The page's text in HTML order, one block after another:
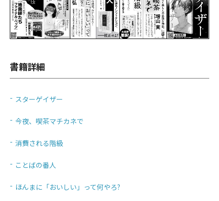
書籍詳細
スターゲイザー
今夜、喫茶マチカネで
消費される階級
ことばの番人
ほんまに「おいしい」って何やろ?